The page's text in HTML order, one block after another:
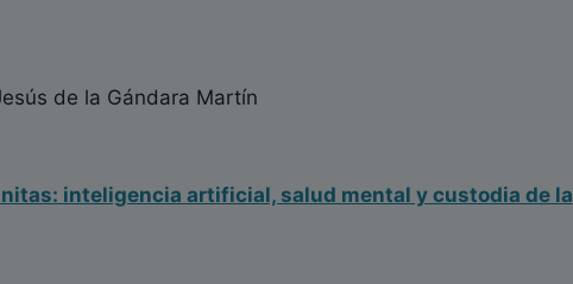
de la Gándara Martín
inteligencia artificial, salud mental y custodia de la